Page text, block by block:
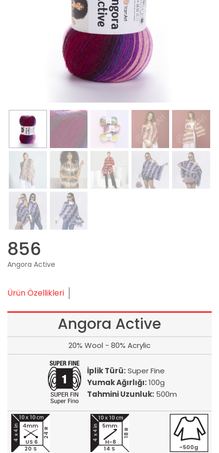
856
Angora Active
Ürün Özellikleri
Angora Active
20% Wool - 80% Acrylic
İplik Türü:Super Fine
Yumak Ağırlığı:100g
Tahmini Uzunluk: 500m
20 S
24 R
4mm
US 6
14 S
18 R
5mm
H-8
~500g